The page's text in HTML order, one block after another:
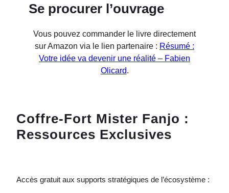
Se procurer l’ouvrage
Vous pouvez commander le livre directement
sur Amazon via le lien partenaire : Résumé :
Votre idée va devenir une réalité – Fabien
Olicard.
Coffre-Fort Mister Fanjo :
Ressources Exclusives
Accès gratuit aux supports stratégiques de l’écosystème :